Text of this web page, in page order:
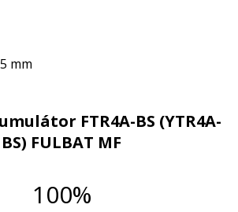
mm
FTR4A-BS (YTR4A-
BS) FULBAT MF
100%